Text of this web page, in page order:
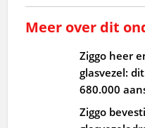
Meer over dit
Ziggo heer
glasvezel:
680.000
Ziggo